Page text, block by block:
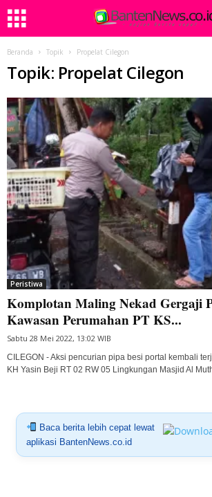
Beranda Topik Propelat Cilegon
Topik: Propelat Cilegon
Peristiwa
Komplotan Maling Nekad Gergaji
Kawasan Perumahan PT KS...
Sabtu 28 Mei 2022, 13:02 WIB
CILEGON - Aksi pencurian pipa besi portal kembali
KH Yasin Beji RT 02 RW 05 Lingkungan Masjid Al
Baca berita lebih cepat lewat
aplikasi BantenNews.co.id